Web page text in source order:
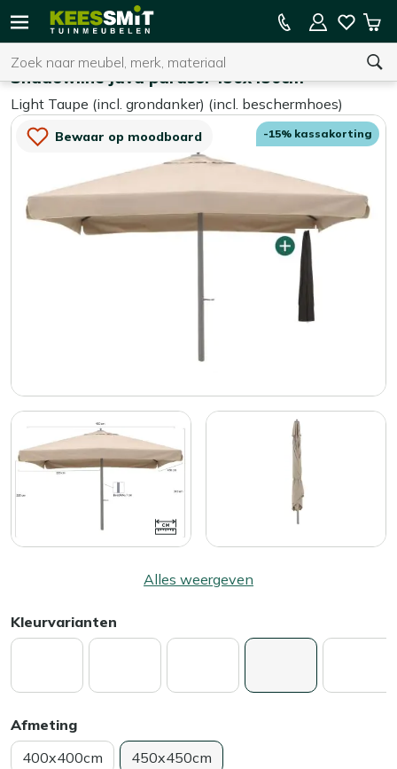
Kees
Tuinmeubelen
Zoeken
U heeft geen product(en) in uw winkelwagen.
15% kassakorting op de hele collectie
Shadowline Java parasol 450x450cm
Light Taupe (incl. grondanker) (incl. beschermhoes)
Bewaar op moodboard -15% kassakorting
Alles weergeven
Kleurvarianten
Afmeting
400x400cm
450x450cm